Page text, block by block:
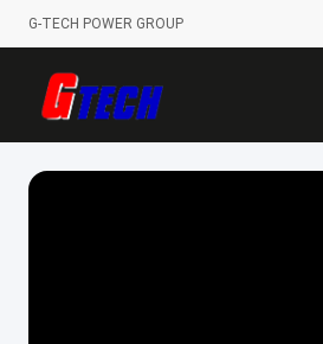
G-TECH POWER GROUP